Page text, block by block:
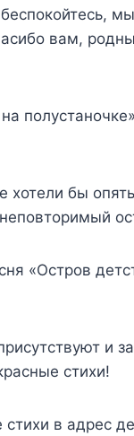
мы
вам,
бы
«Остров
и
стихи!
стихи в адрес